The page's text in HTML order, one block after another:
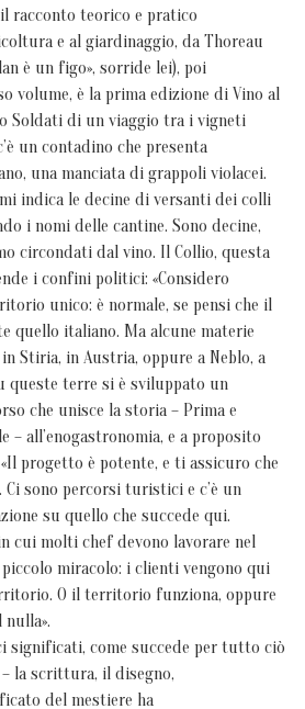
il racconto teorico e pratico
e al giardinaggio, da Thoreau
è un figo», sorride lei), poi
volume, è la prima edizione di Vino al
Soldati di un viaggio tra i vigneti
un contadino che presenta
una manciata di grappoli violacei.
indica le decine di versanti dei colli
i nomi delle cantine. Sono decine,
circondati dal vino. Il Collio, questa
i confini politici: «Considero
unico: è normale, se pensi che il
quello italiano. Ma alcune materie
Stiria, in Austria, oppure a Neblo, a
queste terre si è sviluppato un
che unisce la storia – Prima e
– all’enogastronomia, e a proposito
progetto è potente, e ti assicuro che
sono percorsi turistici e c’è un
su quello che succede qui.
cui molti chef devono lavorare nel
piccolo miracolo: i clienti vengono qui
O il territorio funziona, oppure
nulla».
significati, come succede per tutto ciò
la scrittura, il disegno,
del mestiere ha